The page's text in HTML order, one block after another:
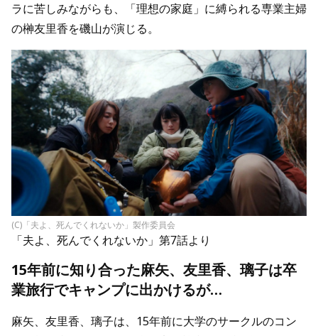
ラに苦しみながらも、「理想の家庭」に縛られる専業主婦
の榊友里香を磯山が演じる。
(C)「夫よ、死んでくれないか」製作委員会
「夫よ、死んでくれないか」第7話より
15年前に知り合った麻矢、友里香、璃子は卒
業旅行でキャンプに出かけるが…
麻矢、友里香、璃子は、15年前に大学のサークルのコン